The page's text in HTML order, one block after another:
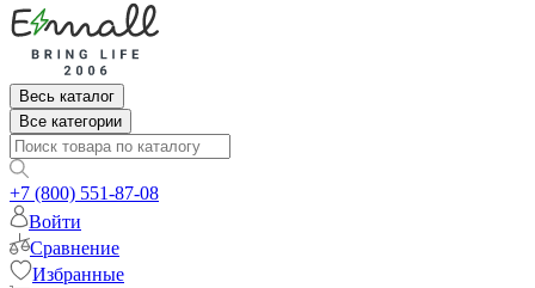
Весь каталог
Все категории
+7 (800) 551-87-08
Войти
Сравнение
Избранные